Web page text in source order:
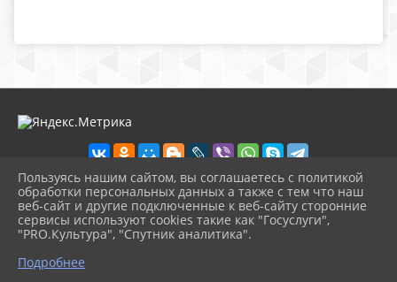
2026 г. sosh30.ru
Вход
Карта сайта
Политика обработки персональных данных
Пользуясь нашим сайтом, вы соглашаетесь с политикой
обработки персональных данных а также с тем что наш
веб-сайт и другие подключенные к веб-сайту сторонние
сервисы используют cookies такие как "Госуслуги",
"PRO.Культура", "Спутник аналитика".
Подробнее